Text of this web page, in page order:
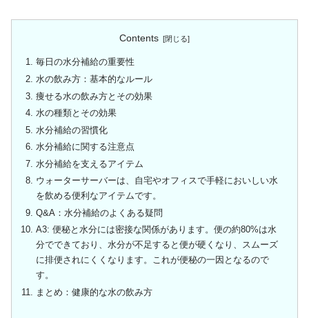
Contents
毎日の水分補給の重要性
水の飲み方：基本的なルール
痩せる水の飲み方とその効果
水の種類とその効果
水分補給の習慣化
水分補給に関する注意点
水分補給を支えるアイテム
ウォーターサーバーは、自宅やオフィスで手軽においしい水
を飲める便利なアイテムです。
Q&A：水分補給のよくある疑問
A3: 便秘と水分には密接な関係があります。便の約80%は水
分でできており、水分が不足すると便が硬くなり、スムーズ
に排便されにくくなります。これが便秘の一因となるので
す。
まとめ：健康的な水の飲み方